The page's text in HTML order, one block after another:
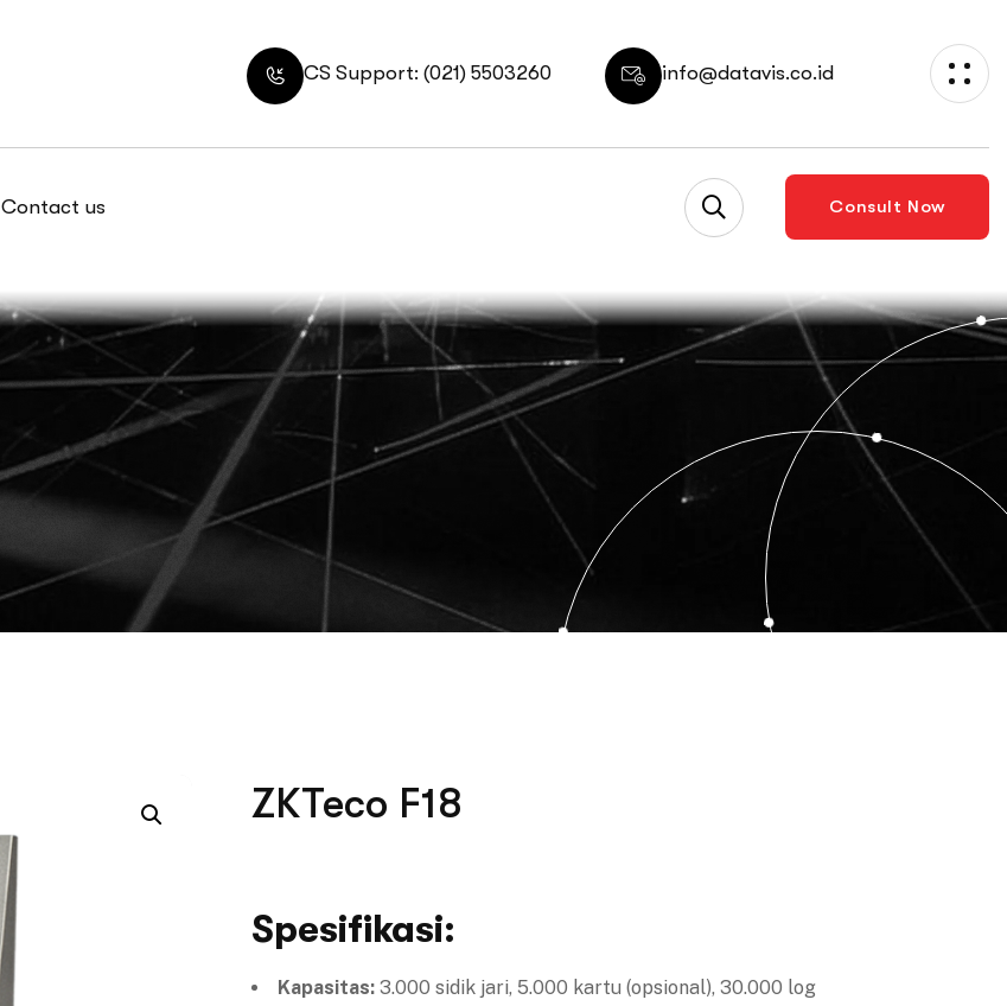
CS Support: (021) 5503260 info@datavis.co.id
Contact us Consult Now
ZKTeco F18
Spesifikasi:
Kapasitas: 3.000 sidik jari, 5.000 kartu (opsional), 30.000 log